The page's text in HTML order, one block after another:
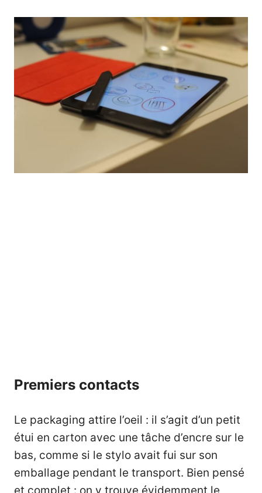
Premiers contacts
Le packaging attire l’oeil : il s’agit d’un petit
étui en carton avec une tâche d’encre sur le
bas, comme si le stylo avait fui sur son
emballage pendant le transport. Bien pensé
et complet : on y trouve évidemment le